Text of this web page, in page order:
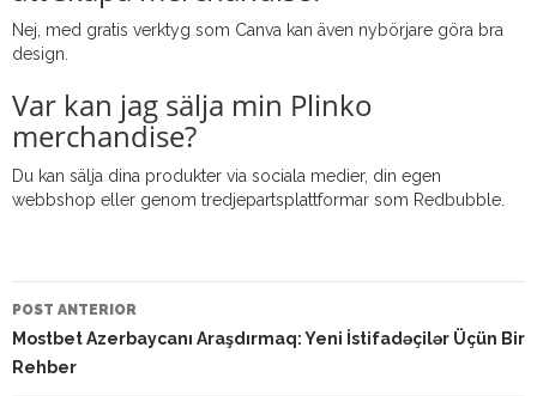
Nej, med gratis verktyg som Canva kan även nybörjare göra bra
design.
Var kan jag sälja min Plinko
merchandise?
Du kan sälja dina produkter via sociala medier, din egen
webbshop eller genom tredjepartsplattformar som Redbubble.
NAVEGAÇÃO
DO
POST
POST ANTERIOR
Mostbet Azerbaycanı Araşdırmaq: Yeni İstifadəçilər Üçün Bir
Rehber